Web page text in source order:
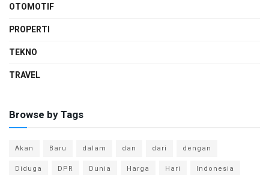
OTOMOTIF
PROPERTI
TEKNO
TRAVEL
Browse by Tags
Akan Baru dalam dan dari
dengan
Diduga
DPR Dunia Harga Hari
Indonesia